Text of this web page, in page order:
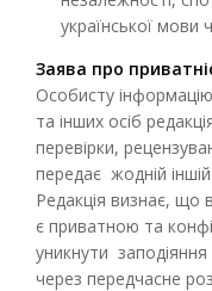
української мови
Заява про
Особисту
та інших осіб
перевірки,
передає жодній
Редакція визнає, що
є приватною та
уникнути
через передчасне